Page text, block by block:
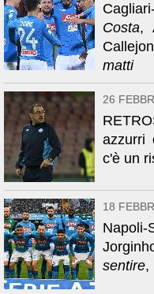
Costa,
Callejon
matti
26
azzurri
c'è un
18
Napoli-
sentire,